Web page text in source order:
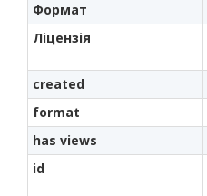
Формат
Ліцензія
created
format
has views
id